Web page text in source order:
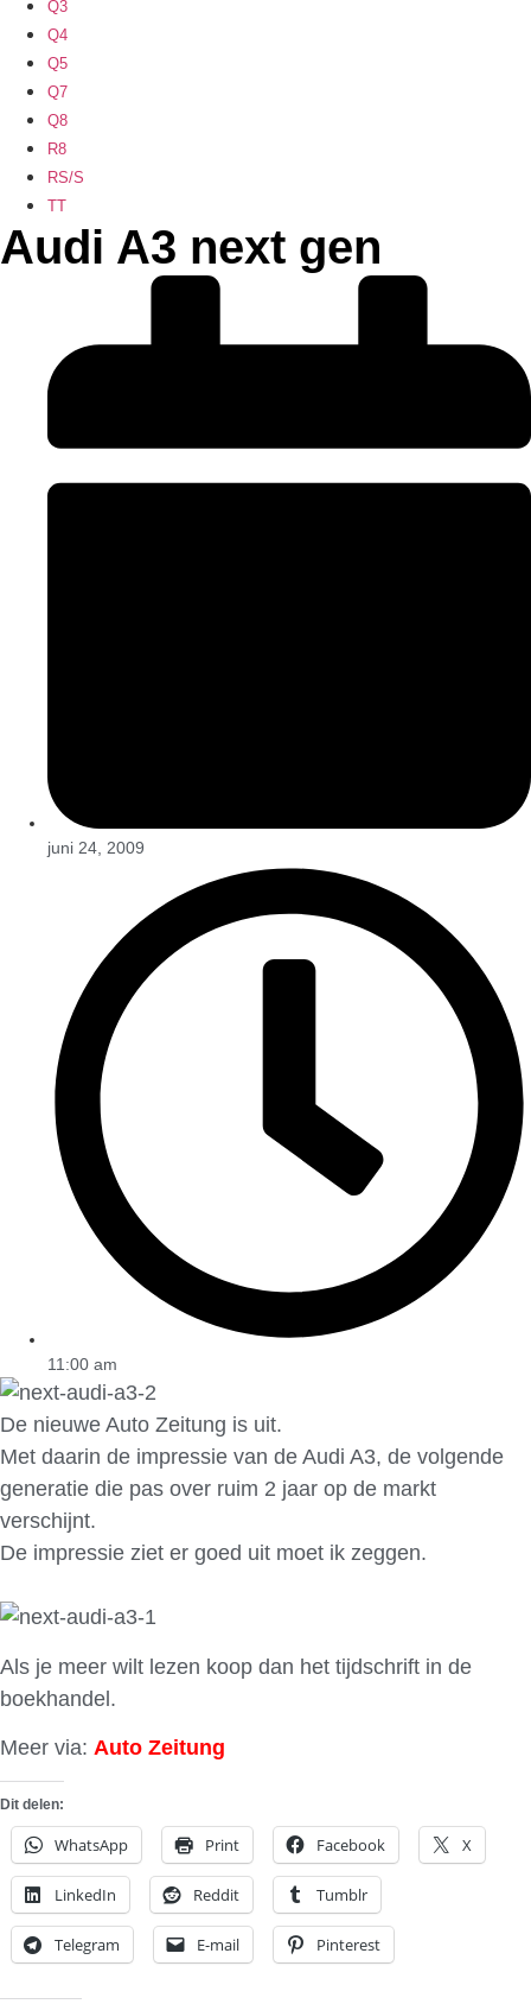
Q3
Q4
Q5
Q7
Q8
R8
RS/S
TT
Audi A3 next gen
juni 24, 2009
11:00 am
De nieuwe Auto Zeitung is uit.
Met daarin de impressie van de Audi A3, de volgende
generatie die pas over ruim 2 jaar op de markt
verschijnt.
De impressie ziet er goed uit moet ik zeggen.
Als je meer wilt lezen koop dan het tijdschrift in de
boekhandel.
Meer via: Auto Zeitung
Dit delen:
WhatsApp Print Facebook X
LinkedIn Reddit Tumblr
Telegram E-mail Pinterest